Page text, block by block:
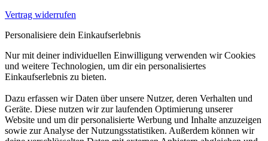
Vertrag widerrufen
Personalisiere dein Einkaufserlebnis
Nur mit deiner individuellen Einwilligung verwenden wir Cookies
und weitere Technologien, um dir ein personalisiertes
Einkaufserlebnis zu bieten.
Dazu erfassen wir Daten über unsere Nutzer, deren Verhalten und
Geräte. Diese nutzen wir zur laufenden Optimierung unserer
Website und um dir personalisierte Werbung und Inhalte anzuzeigen
sowie zur Analyse der Nutzungsstatistiken. Außerdem können wir